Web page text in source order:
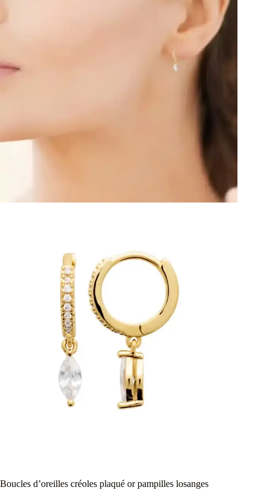
Boucles d’oreilles créoles plaqué or pampilles losanges